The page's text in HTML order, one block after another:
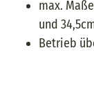
max.
und
Betrieb